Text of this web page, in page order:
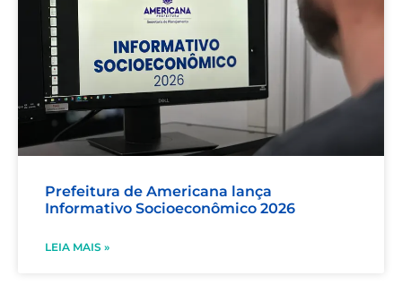
Prefeitura de Americana lança
Informativo Socioeconômico 2026
LEIA MAIS »